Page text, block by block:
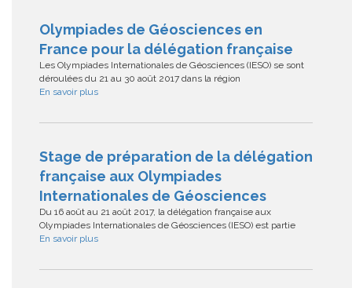
Olympiades de Géosciences en
France pour la délégation française
Les Olympiades Internationales de Géosciences (IESO) se sont
déroulées du 21 au 30 août 2017 dans la région
En savoir plus
Stage de préparation de la délégation
française aux Olympiades
Internationales de Géosciences
Du 16 août au 21 août 2017, la délégation française aux
Olympiades Internationales de Géosciences (IESO) est partie
En savoir plus